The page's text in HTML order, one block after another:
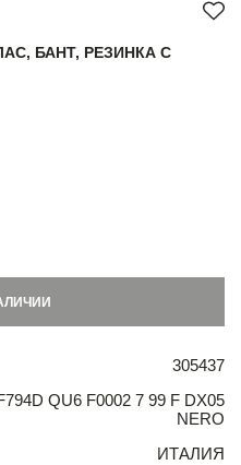
БАНТ, РЕЗИНКА С
305437
QU6 F0002 7 99 F DX05
NERO
ИТАЛИЯ